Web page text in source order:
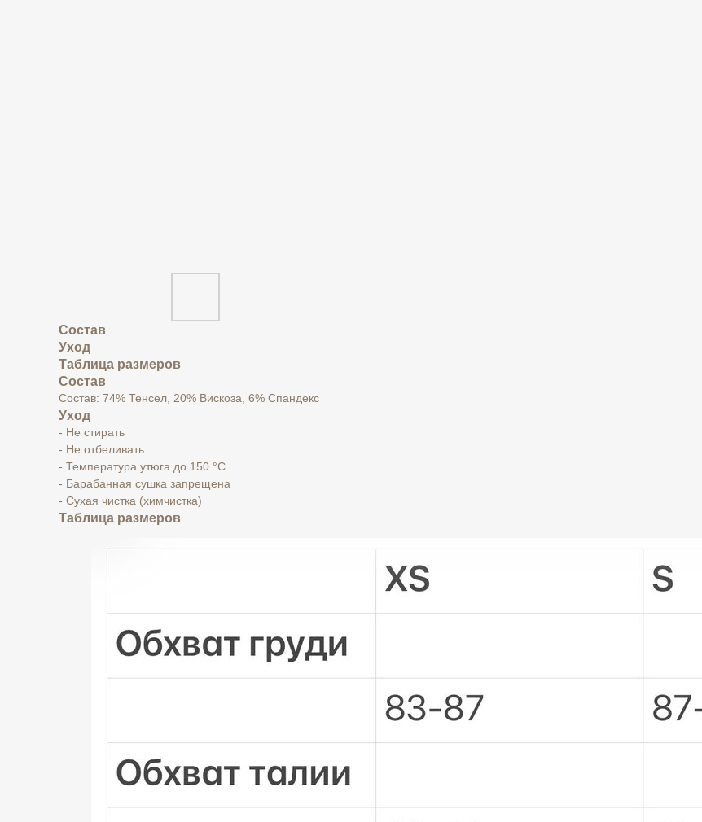
Состав
Уход
Таблица размеров
Состав
Состав: 74% Тенсел, 20% Вискоза, 6% Спандекс
Уход
- Не стирать
- Не отбеливать
- Температура утюга до 150 °C
- Барабанная сушка запрещена
- Сухая чистка (химчистка)
Таблица размеров